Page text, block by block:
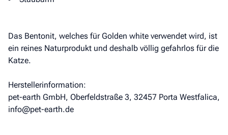
Das Bentonit, welches für Golden white verwendet wird, ist
ein reines Naturprodukt und deshalb völlig gefahrlos für die
Katze.
Herstellerinformation:
pet-earth GmbH, Oberfeldstraße 3, 32457 Porta Westfalica,
info@pet-earth.de